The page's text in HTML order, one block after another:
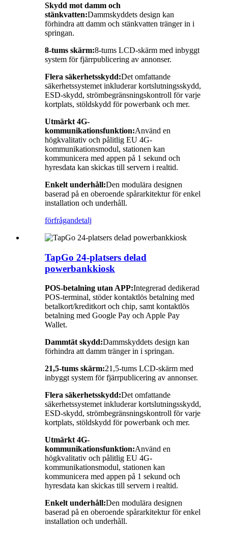
Skydd mot damm och
stänkvatten:Dammskyddets design kan
förhindra att damm och stänkvatten tränger in i
springan.
8-tums skärm:8-tums LCD-skärm med inbyggt
system för fjärrpublicering av annonser.
Flera säkerhetsskydd:Det omfattande
säkerhetssystemet inkluderar kortslutningsskydd,
ESD-skydd, strömbegränsningskontroll för varje
kortplats, stöldskydd för powerbank och mer.
Utmärkt 4G-
kommunikationsfunktion:Använd en
högkvalitativ och pålitlig EU 4G-
kommunikationsmodul, stationen kan
kommunicera med appen på 1 sekund och
hyresdata kan skickas till servern i realtid.
Enkelt underhåll:Den modulära designen
baserad på en oberoende spårarkitektur för enkel
installation och underhåll.
förfrågandetalj
TapGo 24-platsers delad
powerbankkiosk
POS-betalning utan APP:Integrerad dedikerad
POS-terminal, stöder kontaktlös betalning med
betalkort/kreditkort och chip, samt kontaktlös
betalning med Google Pay och Apple Pay
Wallet.
Dammtät skydd:Dammskyddets design kan
förhindra att damm tränger in i springan.
21,5-tums skärm:21,5-tums LCD-skärm med
inbyggt system för fjärrpublicering av annonser.
Flera säkerhetsskydd:Det omfattande
säkerhetssystemet inkluderar kortslutningsskydd,
ESD-skydd, strömbegränsningskontroll för varje
kortplats, stöldskydd för powerbank och mer.
Utmärkt 4G-
kommunikationsfunktion:Använd en
högkvalitativ och pålitlig EU 4G-
kommunikationsmodul, stationen kan
kommunicera med appen på 1 sekund och
hyresdata kan skickas till servern i realtid.
Enkelt underhåll:Den modulära designen
baserad på en oberoende spårarkitektur för enkel
installation och underhåll.